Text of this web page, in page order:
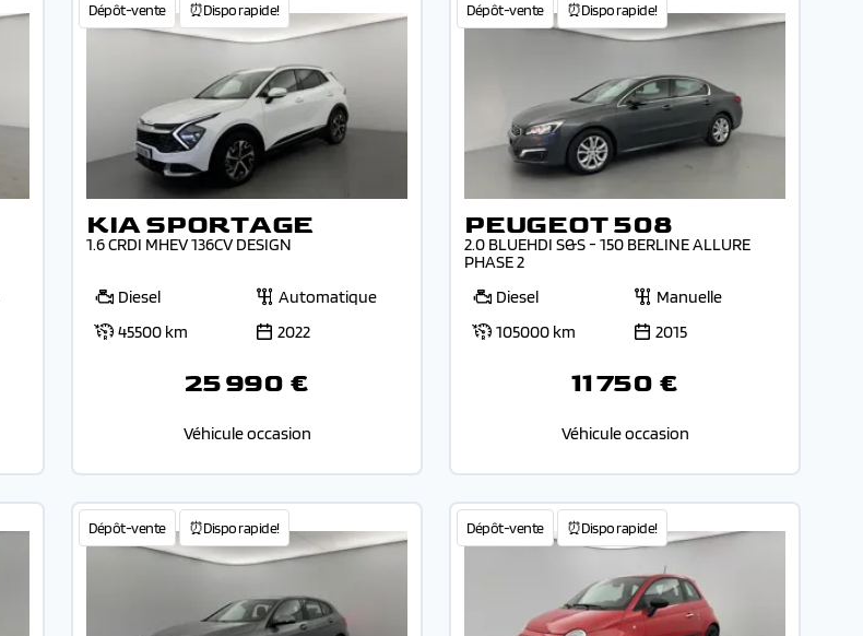
Dépôt-vente ⏰Dispo rapide!
KIA SPORTAGE
1.6 CRDI MHEV 136CV DESIGN
Diesel
Automatique
45500 km
2022
25 990 €
Véhicule occasion
Dépôt-vente ⏰Dispo rapide!
PEUGEOT 508
2.0 BLUEHDI S&S - 150 BERLINE ALLURE
PHASE 2
Diesel
Manuelle
105000 km
2015
11 750 €
Véhicule occasion
Dépôt-vente ⏰Dispo rapide! Dépôt-vente ⏰Dispo rapide!